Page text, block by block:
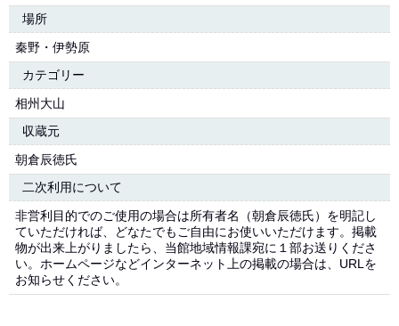
場所
秦野・伊勢原
カテゴリー
相州大山
収蔵元
朝倉辰徳氏
二次利用について
非営利目的でのご使用の場合は所有者名（朝倉辰徳氏）を明記し
ていただければ、どなたでもご自由にお使いいただけます。掲載
物が出来上がりましたら、当館地域情報課宛に１部お送りくださ
い。ホームページなどインターネット上の掲載の場合は、URLを
お知らせください。